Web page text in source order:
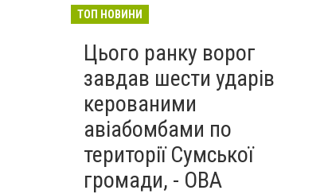
ФОТО
ТОП НОВИНИ
Цього ранку ворог
завдав шести ударів
керованими
авіабомбами по
території Сумської
громади, - ОВА